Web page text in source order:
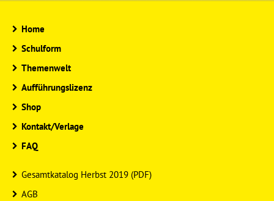
Home
Schulform
Themenwelt
Aufführungslizenz
Shop
Kontakt/Verlage
FAQ
Gesamtkatalog Herbst 2019 (PDF)
AGB